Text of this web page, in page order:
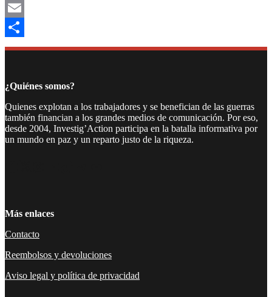
Mastodon
Email
Compartir
¿Quiénes somos?
Quienes explotan a los trabajadores y se benefician de las guerras
también financian a los grandes medios de comunicación. Por eso,
desde 2004, Investig’Action participa en la batalla informativa por
un mundo en paz y un reparto justo de la riqueza.
Más enlaces
Contacto
Reembolsos y devoluciones
Aviso legal y política de privacidad